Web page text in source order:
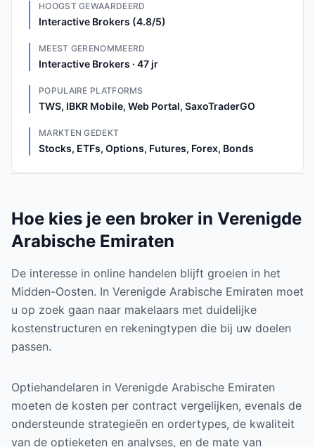
HOOGST GEWAARDEERD
Interactive Brokers (4.8/5)
MEEST GERENOMMEERD
Interactive Brokers · 47 jr
POPULAIRE PLATFORMS
TWS, IBKR Mobile, Web Portal, SaxoTraderGO
MARKTEN GEDEKT
Stocks, ETFs, Options, Futures, Forex, Bonds
Hoe kies je een broker in Verenigde
Arabische Emiraten
De interesse in online handelen blijft groeien in het
Midden-Oosten. In Verenigde Arabische Emiraten moet
u op zoek gaan naar makelaars met duidelijke
kostenstructuren en rekeningtypen die bij uw doelen
passen.
Optiehandelaren in Verenigde Arabische Emiraten
moeten de kosten per contract vergelijken, evenals de
ondersteunde strategieën en ordertypes, de kwaliteit
van de optieketen en analyses, en de mate van